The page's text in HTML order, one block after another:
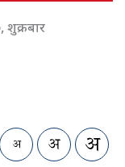
शुक्रबार